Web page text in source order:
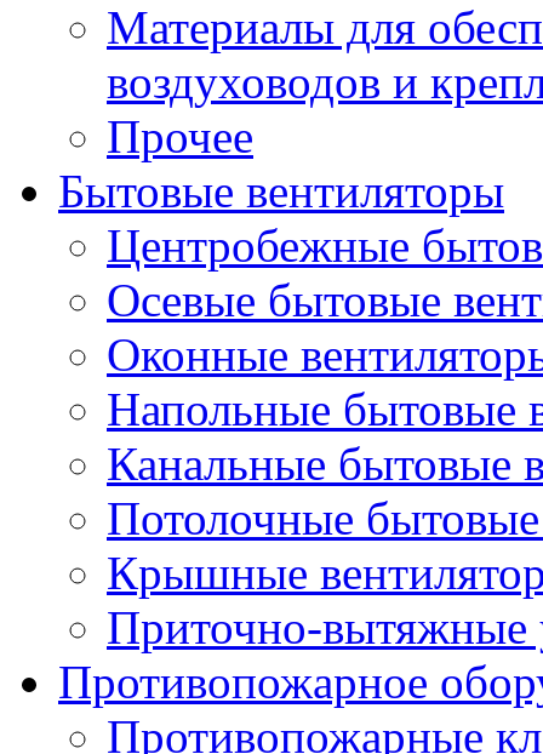
Материалы для
воздуховодов и
Прочее
Бытовые вентиляторы
Центробежные
Осевые бытовые
Оконные
Напольные бытовые
Канальные бытовые
Потолочные
Крышные
Приточно-вытяжные
Противопожарное
Противопожарные